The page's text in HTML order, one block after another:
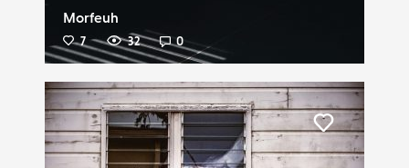
Morfeuh
7 32 0
Liker